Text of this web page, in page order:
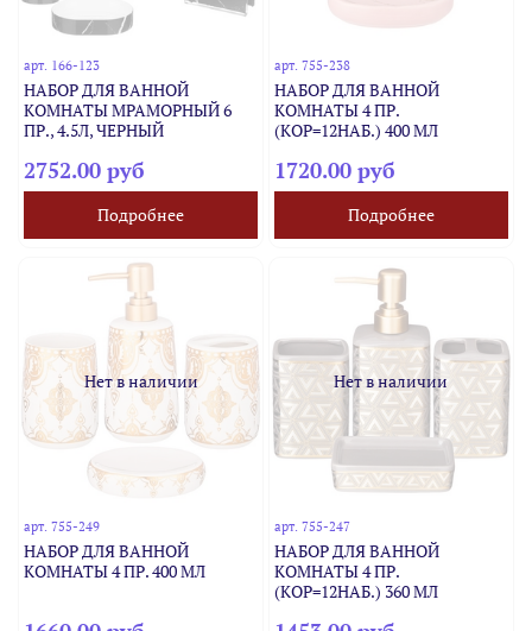
арт. 166-123
НАБОР ДЛЯ ВАННОЙ
КОМНАТЫ МРАМОРНЫЙ 6
ПР., 4.5Л, ЧЕРНЫЙ
2752.00 руб
Подробнее
арт. 755-238
НАБОР ДЛЯ ВАННОЙ
КОМНАТЫ 4 ПР.
(КОР=12НАБ.) 400 МЛ
1720.00 руб
Подробнее
Нет в наличии
арт.755-249
НАБОР ДЛЯ ВАННОЙ
КОМНАТЫ 4 ПР. 400 МЛ
Нет в наличии
арт. 755-247
НАБОР ДЛЯ ВАННОЙ
КОМНАТЫ 4 ПР.
(КОР=12НАБ.) 360 МЛ